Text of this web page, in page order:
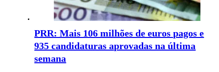
PRR: Mais 106 milhões de euros pagos e
935 candidaturas aprovadas na última
semana